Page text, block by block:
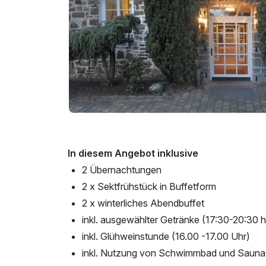
In diesem Angebot inklusive
2 Übernachtungen
2 x Sektfrühstück in Buffetform
2 x winterliches Abendbuffet
inkl. ausgewählter Getränke (17:30-20:30
inkl. Glühweinstunde (16.00 -17.00 Uhr)
inkl. Nutzung von Schwimmbad und Sauna